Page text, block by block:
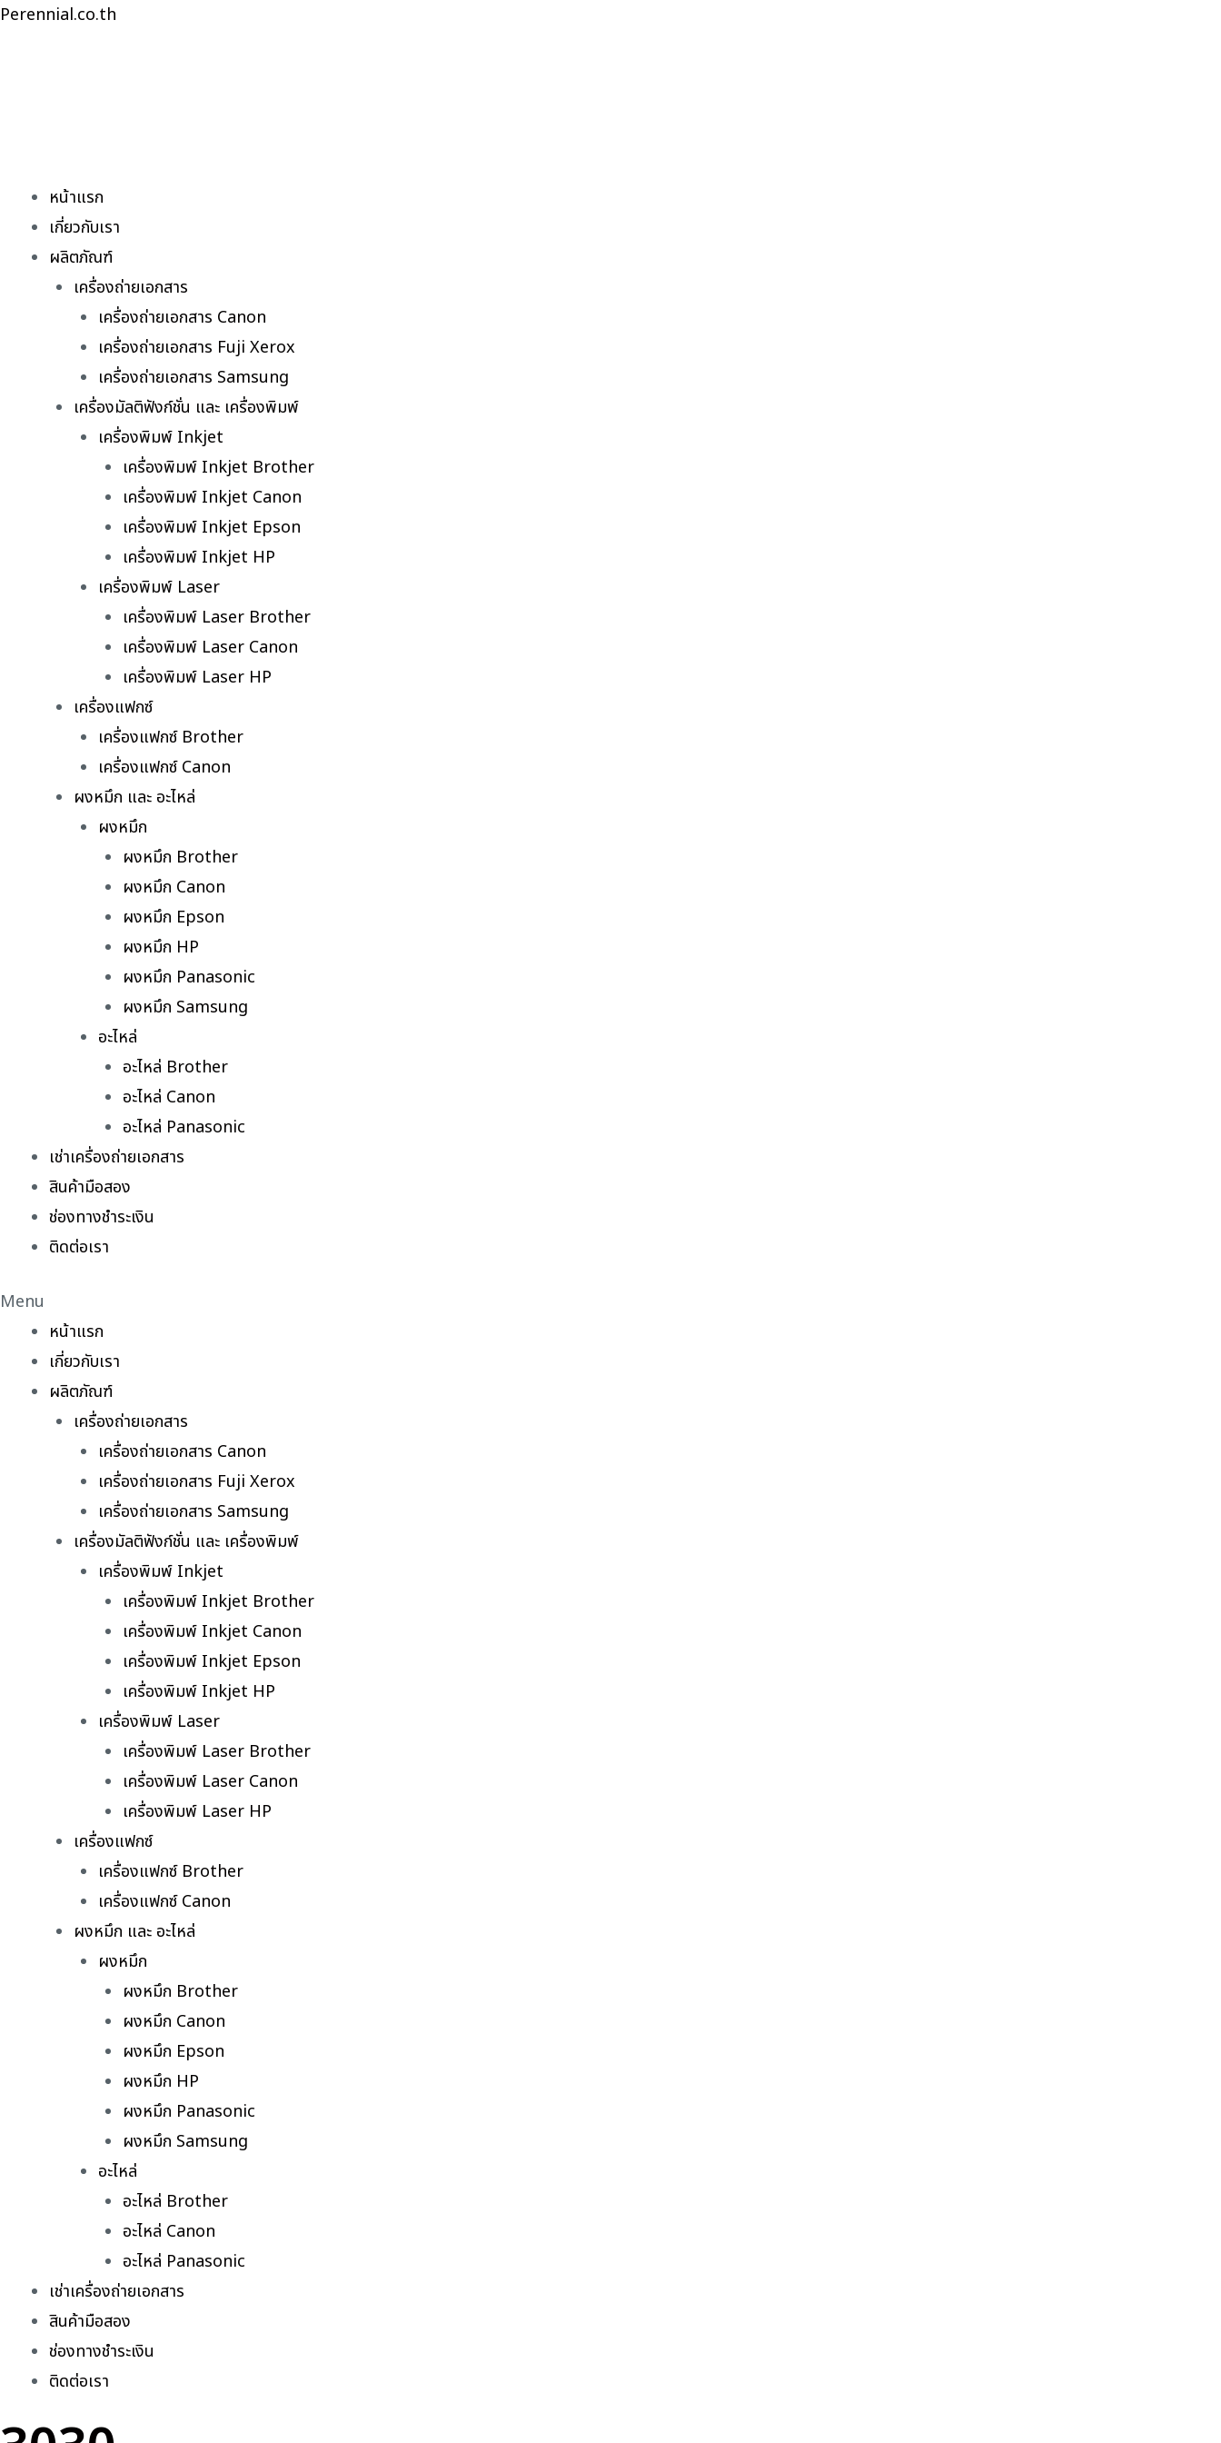
Skip
Perennial.co.th
หน้าแรก
เกี่ยวกับเรา
ผลิตภัณฑ์
เครื่องถ่ายเอกสาร
เครื่องถ่ายเอกสาร Canon
เครื่องถ่ายเอกสาร Fuji Xerox
เครื่องถ่ายเอกสาร Samsung
เครื่องมัลติฟังก์ชั่น และ เครื่องพิมพ์
เครื่องพิมพ์ Inkjet
เครื่องพิมพ์ Inkjet Brother
เครื่องพิมพ์ Inkjet Canon
เครื่องพิมพ์ Inkjet Epson
เครื่องพิมพ์ Inkjet HP
เครื่องพิมพ์ Laser
เครื่องพิมพ์ Laser Brother
เครื่องพิมพ์ Laser Canon
เครื่องพิมพ์ Laser HP
เครื่องแฟกซ์
เครื่องแฟกซ์ Brother
เครื่องแฟกซ์ Canon
ผงหมึก และ อะไหล่
ผงหมึก
ผงหมึก Brother
ผงหมึก Canon
ผงหมึก Epson
ผงหมึก HP
ผงหมึก Panasonic
ผงหมึก Samsung
อะไหล่
อะไหล่ Brother
อะไหล่ Canon
อะไหล่ Panasonic
เช่าเครื่องถ่ายเอกสาร
สินค้ามือสอง
ช่องทางชำระเงิน
ติดต่อเรา
Menu
หน้าแรก
เกี่ยวกับเรา
ผลิตภัณฑ์
เครื่องถ่ายเอกสาร
เครื่องถ่ายเอกสาร Canon
เครื่องถ่ายเอกสาร Fuji Xerox
เครื่องถ่ายเอกสาร Samsung
เครื่องมัลติฟังก์ชั่น และ เครื่องพิมพ์
เครื่องพิมพ์ Inkjet
เครื่องพิมพ์ Inkjet Brother
เครื่องพิมพ์ Inkjet Canon
เครื่องพิมพ์ Inkjet Epson
เครื่องพิมพ์ Inkjet HP
เครื่องพิมพ์ Laser
เครื่องพิมพ์ Laser Brother
เครื่องพิมพ์ Laser Canon
เครื่องพิมพ์ Laser HP
เครื่องแฟกซ์
เครื่องแฟกซ์ Brother
เครื่องแฟกซ์ Canon
ผงหมึก และ อะไหล่
ผงหมึก
ผงหมึก Brother
ผงหมึก Canon
ผงหมึก Epson
ผงหมึก HP
ผงหมึก Panasonic
ผงหมึก Samsung
อะไหล่
อะไหล่ Brother
อะไหล่ Canon
อะไหล่ Panasonic
เช่าเครื่องถ่ายเอกสาร
สินค้ามือสอง
ช่องทางชำระเงิน
ติดต่อเรา